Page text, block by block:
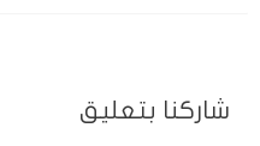
شاركنا بتعليق